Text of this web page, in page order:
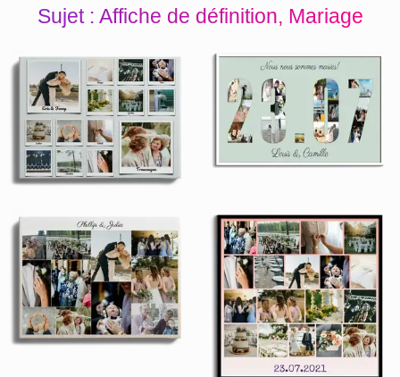
Sujet : Affiche de définition, Mariage